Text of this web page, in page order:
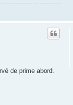
de prime abord.